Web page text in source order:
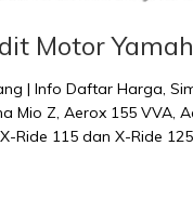
Motor
| Info Daftar Harga,
Z, Aerox 155 VVA,
Ride 115 dan X-Ride